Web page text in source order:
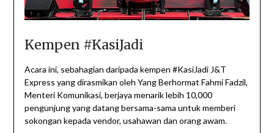
Kempen #KasiJadi
Acara ini, sebahagian daripada kempen #KasiJadi J&T
Express yang dirasmikan oleh Yang Berhormat Fahmi Fadzil,
Menteri Komunikasi, berjaya menarik lebih 10,000
pengunjung yang datang bersama-sama untuk memberi
sokongan kepada vendor, usahawan dan orang awam.